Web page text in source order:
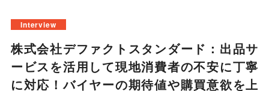
Interview
株式会社デファクトスタンダード：出品サ
ービスを活用して現地消費者の不安に丁寧
に対応！バイヤーの期待値や購買意欲を上